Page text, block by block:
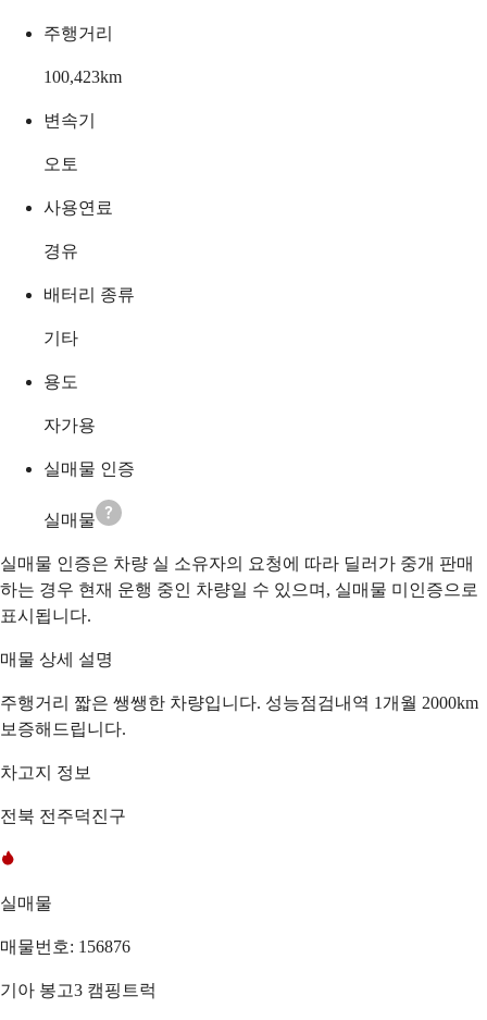
주행거리
100,423km
변속기
오토
사용연료
경유
배터리 종류
기타
용도
자가용
실매물 인증
실매물
실매물 인증은 차량 실 소유자의 요청에 따라 딜러가 중개 판매
하는 경우 현재 운행 중인 차량일 수 있으며, 실매물 미인증으로
표시됩니다.
매물 상세 설명
주행거리 짧은 쌩쌩한 차량입니다. 성능점검내역 1개월 2000km
보증해드립니다.
차고지 정보
전북 전주덕진구
실매물
매물번호: 156876
기아 봉고3 캠핑트럭